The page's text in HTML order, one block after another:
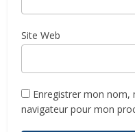
Site Web
Enregistrer mon nom,
navigateur pour mon